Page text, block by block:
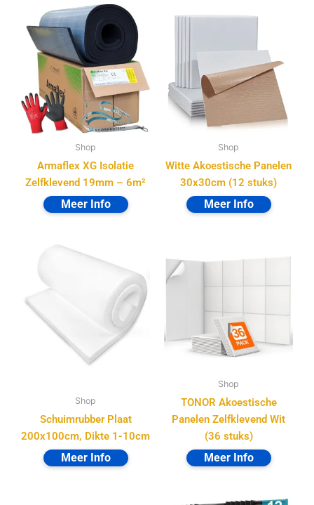
Shop
Armaflex XG Isolatie
Zelfklevend 19mm – 6m²
Shop
Witte Akoestische Panelen
30x30cm (12 stuks)
Shop
Schuimrubber Plaat
200x100cm, Dikte 1-10cm
Shop
TONOR Akoestische
Panelen Zelfklevend Wit
(36 stuks)